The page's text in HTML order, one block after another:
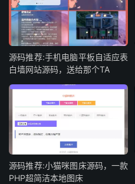
源码推荐:手机电脑平板自适应表
白墙网站源码，送给那个TA
源码推荐:小猫咪图床源码，一款
PHP超简洁本地图床